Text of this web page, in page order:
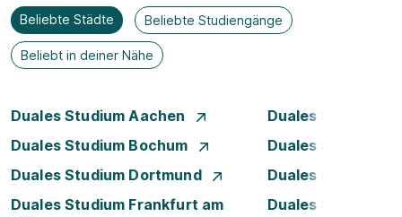
Beliebte Städte Beliebte Studiengänge
Beliebt in deiner Nähe
Duales Studium Aachen
Duales Studium
Duales Studium Bochum
Duales Studium
Duales Studium Dortmund
Duales Studium
Duales Studium Frankfurt am
Duales Studium